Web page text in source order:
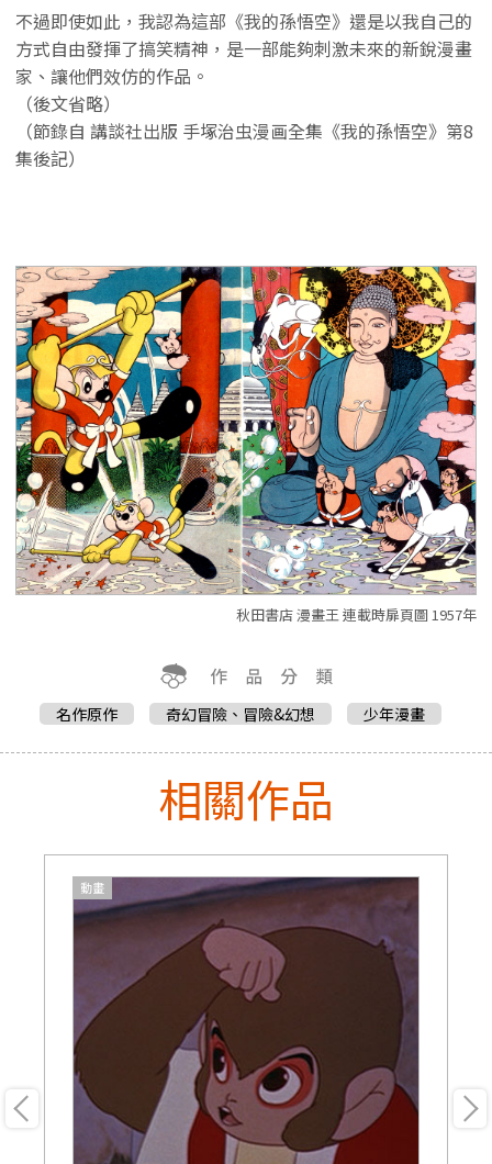
不過即使如此，我認為這部《我的孫悟空》還是以我自己的
方式自由發揮了搞笑精神，是一部能夠刺激未來的新銳漫畫
家、讓他們效仿的作品。
（後文省略）
（節錄自 講談社出版 手塚治虫漫画全集《我的孫悟空》第8
集後記）
秋田書店 漫畫王 連載時扉頁圖 1957年
名作原作 奇幻冒險、冒險&幻想 少年漫畫
相關作品
動畫